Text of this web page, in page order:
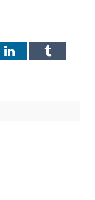
LinkedInTumblr